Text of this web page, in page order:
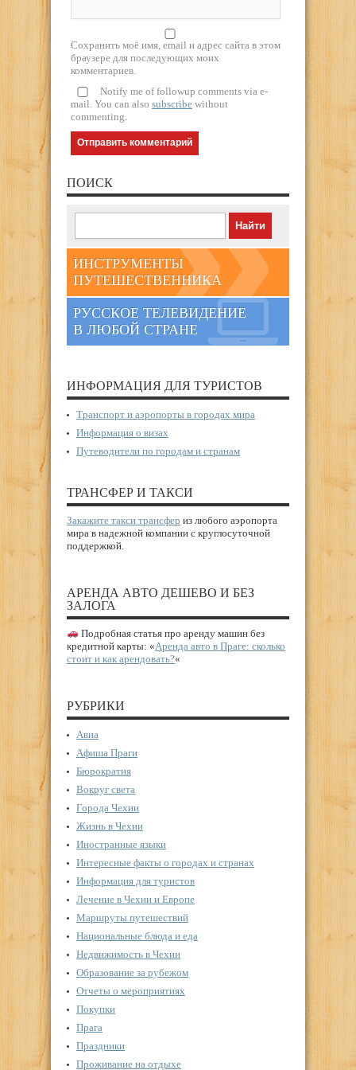
Сохранить моё имя, email и адрес сайта в этом
браузере для последующих моих
комментариев.
Notify me of followup comments via e-
mail. You can also subscribe without
commenting.
ПОИСК
ИНСТРУМЕНТЫ
ПУТЕШЕСТВЕННИКА
РУССКОЕ ТЕЛЕВИДЕНИЕ
В ЛЮБОЙ СТРАНЕ
ИНФОРМАЦИЯ ДЛЯ ТУРИСТОВ
Транспорт и аэропорты в городах мира
Информация о визах
Путеводители по городам и странам
ТРАНСФЕР И ТАКСИ
Закажите такси трансфер из любого аэропорта
мира в надежной компании с круглосуточной
поддержкой.
АРЕНДА АВТО ДЕШЕВО И БЕЗ
ЗАЛОГА
Подробная статья про аренду машин без
кредитной карты: «Аренда авто в Праге: сколько
стоит и как арендовать?«
РУБРИКИ
Авиа
Афиша Праги
Бюрократия
Вокруг света
Города Чехии
Жизнь в Чехии
Иностранные языки
Интересные факты о городах и странах
Информация для туристов
Лечение в Чехии и Европе
Маршруты путешествий
Национальные блюда и еда
Недвижимость в Чехии
Образование за рубежом
Отчеты о мероприятиях
Покупки
Прага
Праздники
Проживание на отдыхе